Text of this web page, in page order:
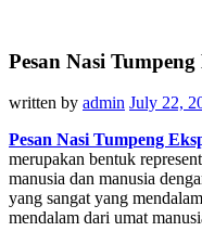
Pesan Nasi
written by admin July 22,
Pesan Nasi Tumpeng
merupakan bentuk
manusia dan manusia
yang sangat yang
mendalam dari umat